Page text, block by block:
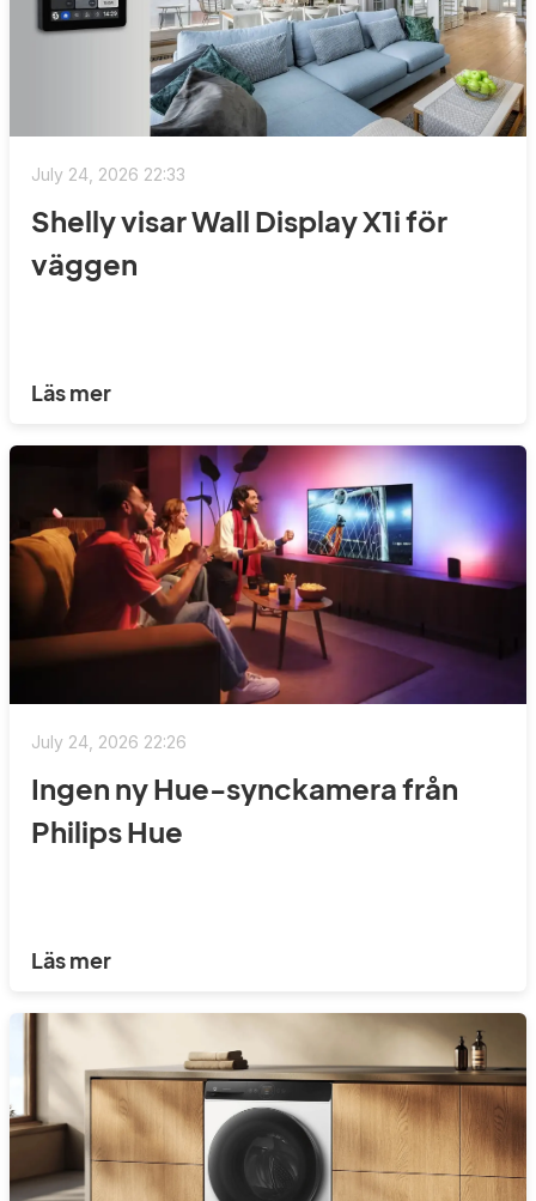
July 24, 2026 22:33
Shelly visar Wall Display X1i för
väggen
Läs mer
July 24, 2026 22:26
Ingen ny Hue-synckamera från
Philips Hue
Läs mer